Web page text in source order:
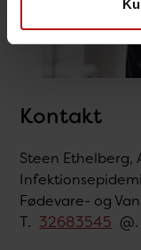
Kontakt
Steen Ethelberg,
Fødevare- og
T. 32683545 @.